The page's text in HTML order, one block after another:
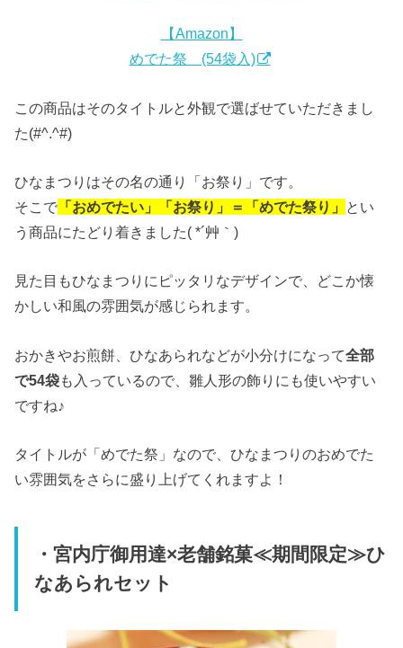
【Amazon】
めでた祭 (54袋入)
この商品はそのタイトルと外観で選ばせていただきまし
た(#^.^#)
ひなまつりはその名の通り「お祭り」です。
そこで 「おめでたい」「お祭り」＝「めでた祭り」 とい
う商品にたどり着きました( *´艸｀)
見た目もひなまつりにピッタリなデザインで、どこか懐
かしい和風の雰囲気が感じられます。
おかきやお煎餅、ひなあられなどが小分けになって全部
で54袋も入っているので、雛人形の飾りにも使いやすい
ですね♪
タイトルが「めでた祭」なので、ひなまつりのおめでた
い雰囲気をさらに盛り上げてくれますよ！
・宮内庁御用達×老舗銘菓≪期間限定≫ひ
なあられセット